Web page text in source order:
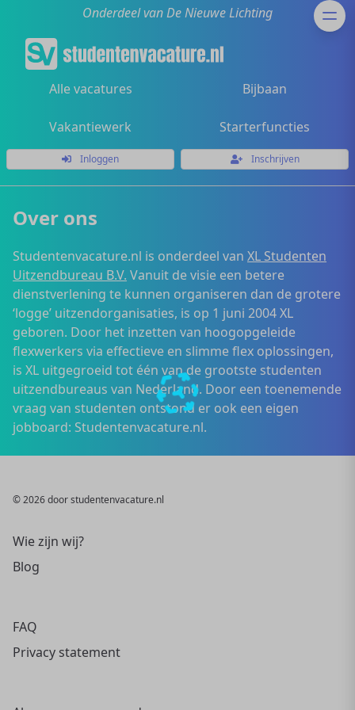
Onderdeel van De Nieuwe Lichting
Alle vacatures Bijbaan
Vakantiewerk Starterfuncties
Inloggen Inschrijven
Over ons
Studentenvacature.nl is onderdeel van XL Studenten
Uitzendbureau B.V. Vanuit de visie een betere
dienstverlening te kunnen organiseren dan de grotere
‘logge’ uitzendorganisaties, is op 1 juni 2004 XL
geboren. Door het inzetten van hoogopgeleide
flexwerkers via effectieve en slimme flex oplossingen,
is XL uitgegroeid tot één van de grootste studenten
uitzendbureaus van Nederland. Door een toenemende
vraag van studenten ontstond er ook een eigen
jobboard: Studentenvacature.nl.
© 2026 door studentenvacature.nl
Wie zijn wij?
Blog
FAQ
Privacy statement